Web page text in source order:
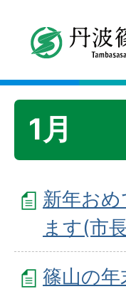
1月
新年お
ます(市
篠山の年